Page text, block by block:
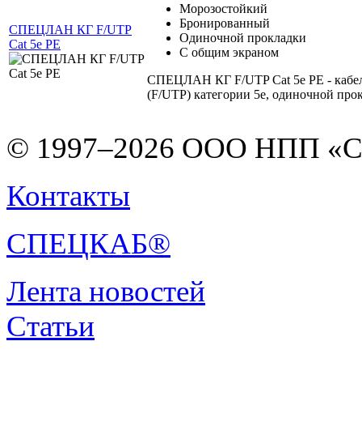
СПЕЦЛАН КГ F/UTP
Cat 5e PE
Морозостойкий
Бронированный
Одиночной прокладки
С общим экраном
СПЕЦЛАН КГ F/UTP Cat 5e PE -
(F/UTP) категории 5e, одиночной
© 1997–2026 ООО НПП
Контакты
СПЕЦКАБ®
Лента новостей
Статьи